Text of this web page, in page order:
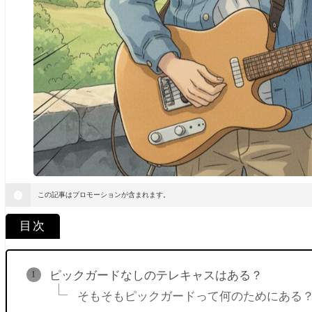
この記事はプロモーションが含まれます。
目次
ピックガードなしのテレキャスはある？
そもそもピックガードって何のためにある